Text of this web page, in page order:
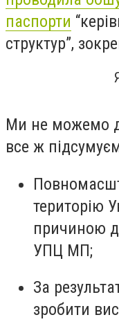
паспорти
структур”,
Ми не можемо
все ж
територію
причиною
УПЦ МП;
За
зробити